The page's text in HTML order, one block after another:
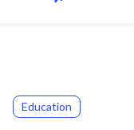
Education